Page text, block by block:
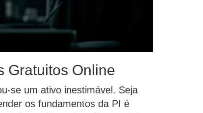
Gratuitos Online
se um ativo inestimável. Seja
os fundamentos da PI é